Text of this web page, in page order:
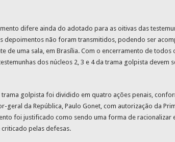
difere ainda do adotado para as oitivas das
depoimentos não foram transmitidos, podendo ser
de uma sala, em Brasília. Com o encerramento de todos
dos núcleos 2, 3 e 4 da trama golpista devem
trama golpista foi dividido em quatro ações penais,
geral da República, Paulo Gonet, com autorização da
foi justificado como sendo uma forma de racionalizar
criticado pelas defesas.